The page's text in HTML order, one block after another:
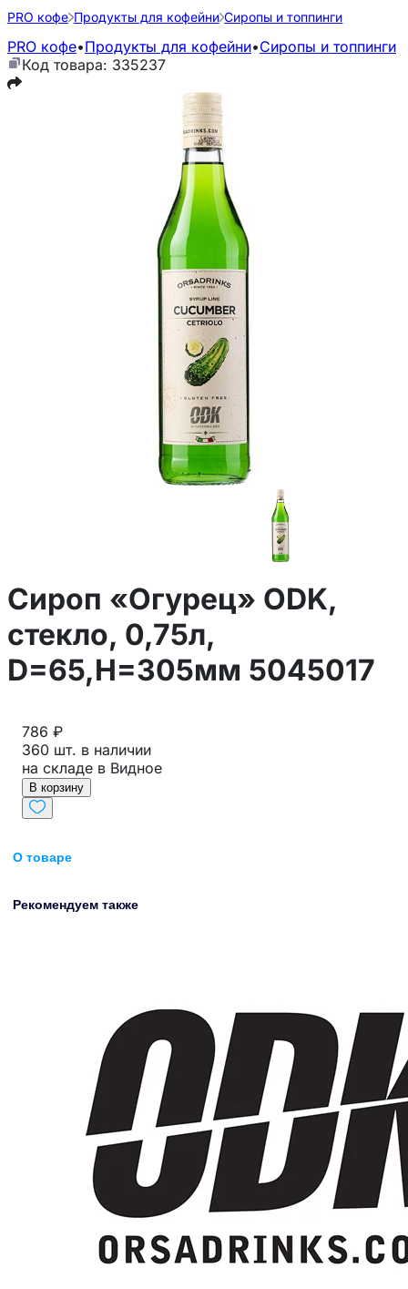
PRO кофе Продукты для кофейни Сиропы и топпинги
PRO кофе•Продукты для кофейни•Сиропы и топпинги
Код товара: 335237
Сироп «Огурец» ODK,
стекло, 0,75л,
D=65,H=305мм 5045017
786 ₽
360 шт. в наличии
на складе в Видное
В корзину
О товаре
Рекомендуем также